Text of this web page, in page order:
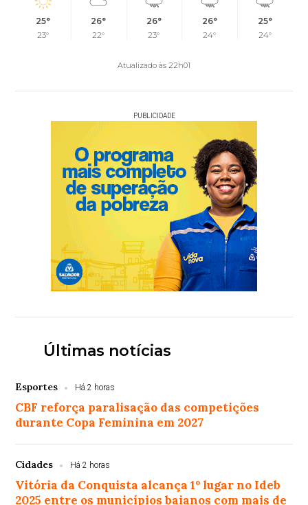
25°
23°
26°
22°
26°
23°
26°
24°
25°
24°
Atualizado às 22h01
PUBLICIDADE
Últimas notícias
Esportes Há 2 horas
CBF reforça paralisação das competições
durante Copa Feminina em 2027
Cidades Há 2 horas
Vitória da Conquista alcança 1º lugar no Ideb
2025 entre os municípios baianos com mais de